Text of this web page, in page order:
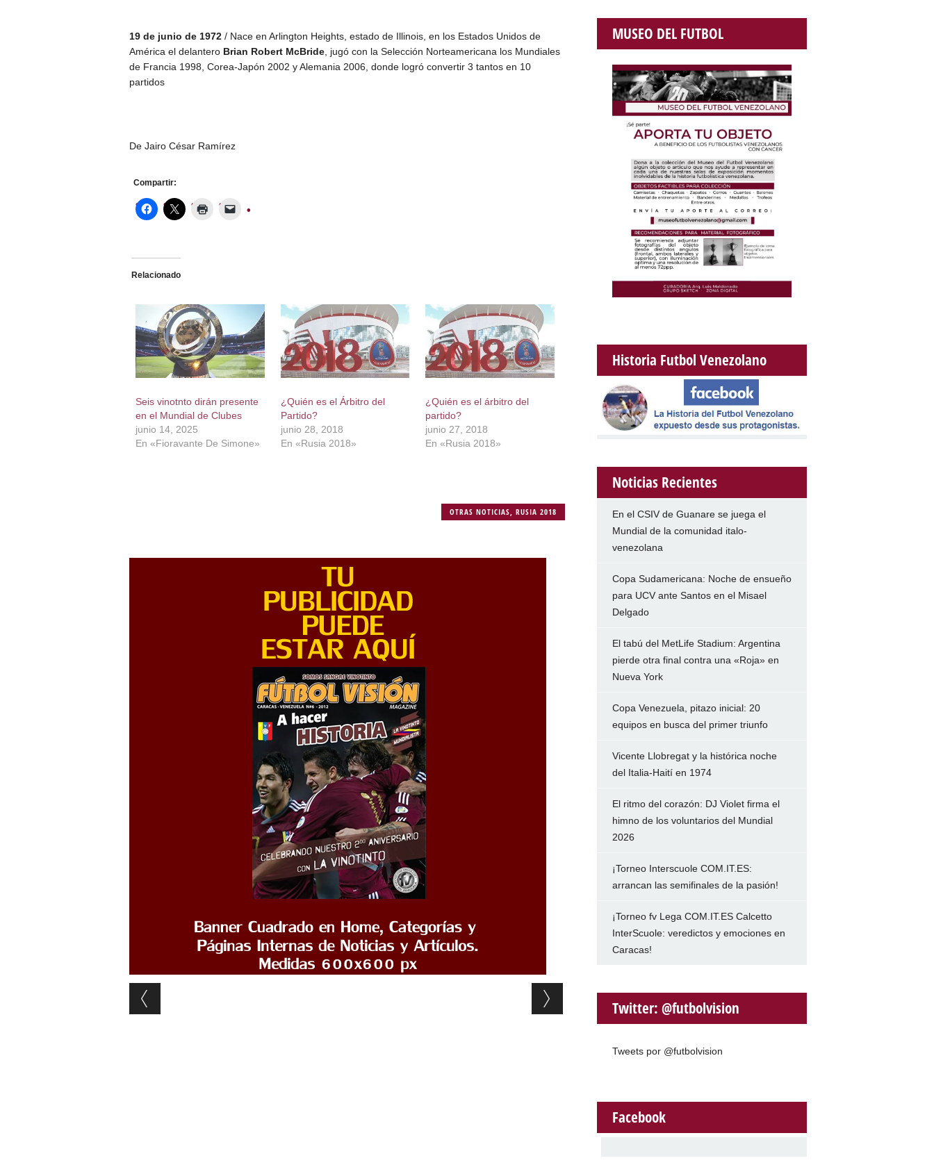
19 de junio de 1972/ Nace en Arlington Heights, estado de Illinois, en los Estados Unidos de
América el delantero Brian Robert McBride, jugó con la Selección Norteamericana los Mundiales
de Francia 1998, Corea-Japón 2002 y Alemania 2006, donde logró convertir 3 tantos en 10
partidos
De Jairo César Ramírez
Compartir:
Relacionado
Seis vinotnto dirán presente
en el Mundial de Clubes
junio 14, 2025
En «Fioravante De Simone»
¿Quién es el Árbitro del
Partido?
junio 28, 2018
En «Rusia 2018»
¿Quién es el árbitro del
partido?
junio 27, 2018
En «Rusia 2018»
OTRAS NOTICIAS ,RUSIA 2018
Post navigation
MUSEO DEL FUTBOL
Historia Futbol Venezolano
Noticias Recientes
En el CSIV de Guanare se juega el
Mundial de la comunidad italo-
venezolana
Copa Sudamericana: Noche de ensueño
para UCV ante Santos en el Misael
Delgado
El tabú del MetLife Stadium: Argentina
pierde otra final contra una «Roja» en
Nueva York
Copa Venezuela, pitazo inicial: 20
equipos en busca del primer triunfo
Vicente Llobregat y la histórica noche
del Italia-Haití en 1974
El ritmo del corazón: DJ Violet firma el
himno de los voluntarios del Mundial
2026
¡Torneo Interscuole COM.IT.ES:
arrancan las semifinales de la pasión!
¡Torneo fv Lega COM.IT.ES Calcetto
InterScuole: veredictos y emociones en
Caracas!
Twitter: @futbolvision
Tweets por @futbolvision
Facebook